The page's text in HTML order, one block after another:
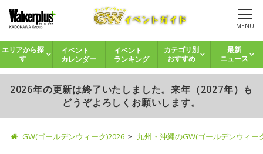
MENU
エリアから探
す
イベント
カレンダー
イベント
ランキング
カテゴリ別
おすすめ
最新
ニュース
2026年の更新は終了いたしました。来年（2027年）も
どうぞよろしくお願いします。
GW(ゴールデンウィーク)2026 九州・沖縄のGW(ゴールデンウィ